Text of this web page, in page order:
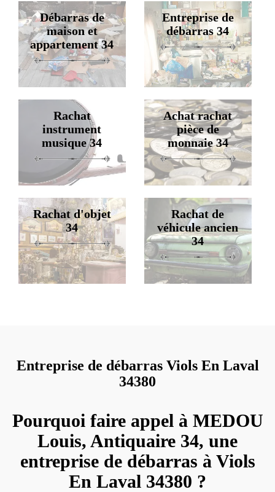
Débarras de
maison et
appartement 34
Entreprise de
débarras 34
Rachat
instrument
musique 34
Achat rachat
pièce de
monnaie 34
Rachat d'objet
34
Rachat de
véhicule ancien
34
Entreprise de débarras Viols En Laval
34380
Pourquoi faire appel à MEDOU
Louis, Antiquaire 34, une
entreprise de débarras à Viols
En Laval 34380 ?